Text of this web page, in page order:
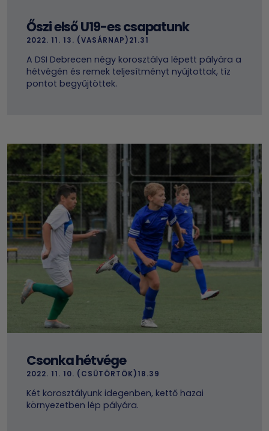
Őszi első U19-es csapatunk
2022. 11. 13. (VASÁRNAP)21.31
A DSI Debrecen négy korosztálya lépett pályára a
hétvégén és remek teljesítményt nyújtottak, tíz
pontot begyűjtöttek.
Csonka hétvége
2022. 11. 10. (CSÜTÖRTÖK)18.39
Két korosztályunk idegenben, kettő hazai
környezetben lép pályára.